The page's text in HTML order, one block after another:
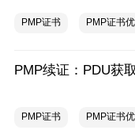
PMP证书 PMP证书
PMP续证：PDU获
PMP证书 PMP证书